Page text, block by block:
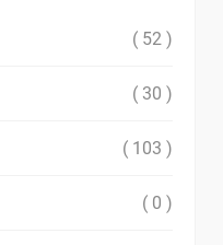
( 52 )
( 30 )
( 103 )
( 0 )